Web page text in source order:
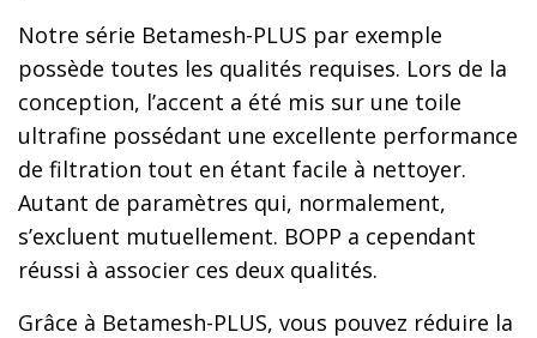
Notre série Betamesh-PLUS par exemple
possède toutes les qualités requises. Lors de la
conception, l’accent a été mis sur une toile
ultrafine possédant une excellente performance
de filtration tout en étant facile à nettoyer.
Autant de paramètres qui, normalement,
s’excluent mutuellement. BOPP a cependant
réussi à associer ces deux qualités.
Grâce à Betamesh-PLUS, vous pouvez réduire la